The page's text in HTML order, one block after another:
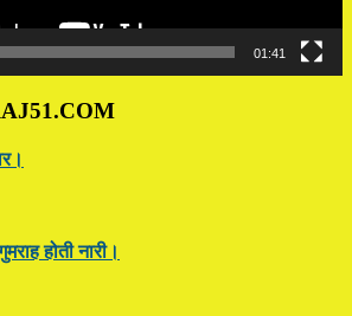
01:41
होती नारी।